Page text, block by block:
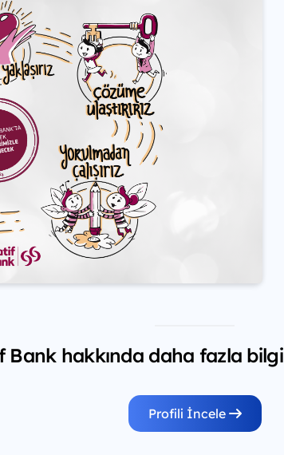
Bank hakkında daha fazla
Profili İncele